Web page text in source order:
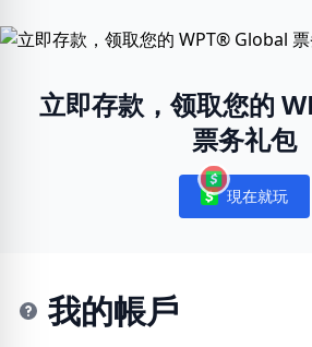
立即存款，领取您的
票务礼包
Notifications
現在就玩
我的帳戶